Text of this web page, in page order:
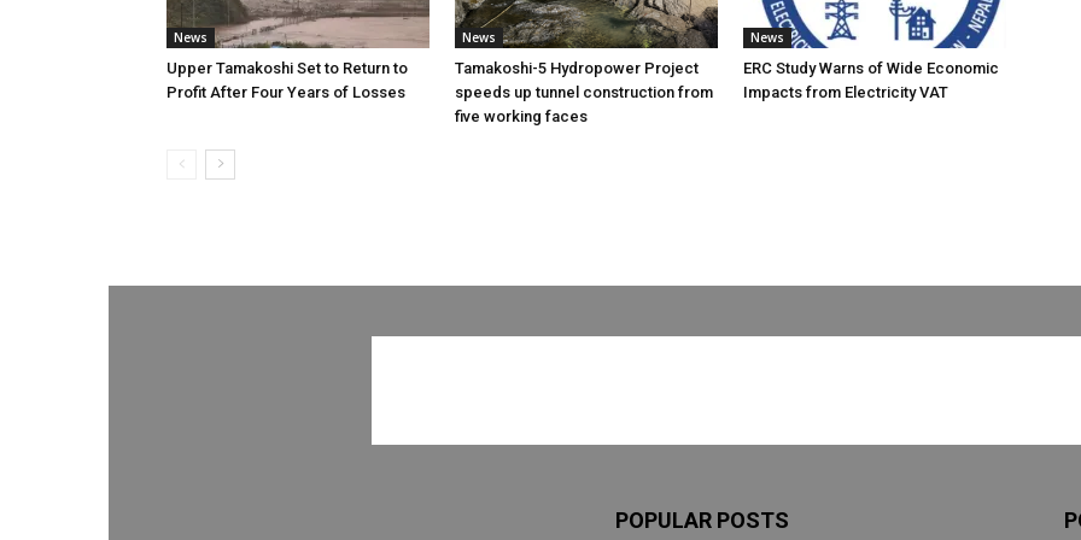
News
Upper Tamakoshi Set to Return to
Profit After Four Years of Losses
News
Tamakoshi-5 Hydropower Project
speeds up tunnel construction from
five working faces
News
ERC Study Warns of Wide Economic
Impacts from Electricity VAT
POPULAR POSTS